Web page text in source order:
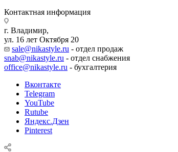
Контактная информация
г. Владимир,
ул. 16 лет Октября 20
sale@nikastyle.ru - отдел продаж
snab@nikastyle.ru - отдел снабжения
office@nikastyle.ru - бухгалтерия
Вконтакте
Telegram
YouTube
Rutube
Яндекс.Дзен
Pinterest